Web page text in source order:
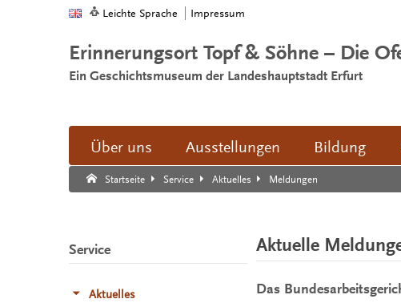
Leichte Sprache Impressum
Erinnerungsort Topf & Söhne – Die
Ein Geschichtsmuseum der Landeshauptstadt Erfurt
Über uns Ausstellungen Bildung
Startseite Service Aktuelles Meldungen
Suche:
Suche Ende.
Aktuelle
Das
Service
Aktuelles